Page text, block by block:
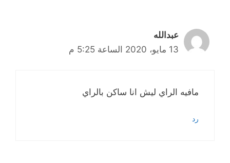
عبدالله
13 مايو، 2020 الساعة 5:25 م
مافيه الراي ليش انا ساكن بالراي
رد